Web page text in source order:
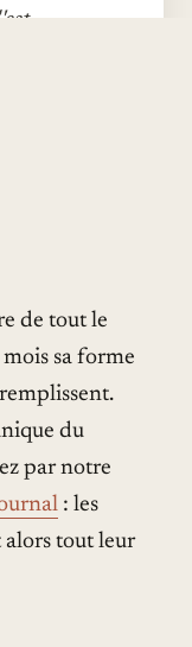
de tout le
sa forme
du
par notre
: les
alors tout leur